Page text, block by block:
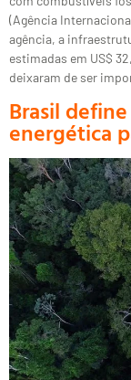
(Agência
agência, a
estimadas em US$
deixaram de ser
Brasil
energética